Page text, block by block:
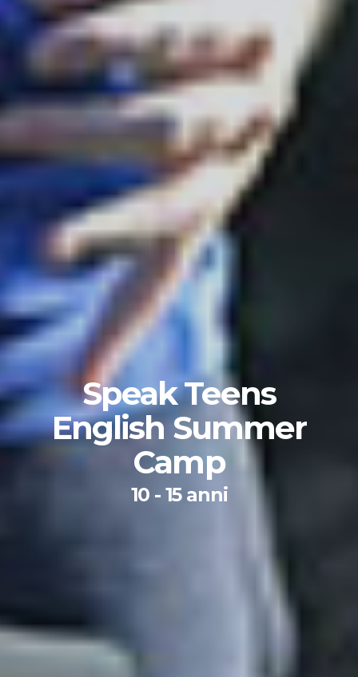
Speak Teens
English Summer
Camp
10 - 15 anni